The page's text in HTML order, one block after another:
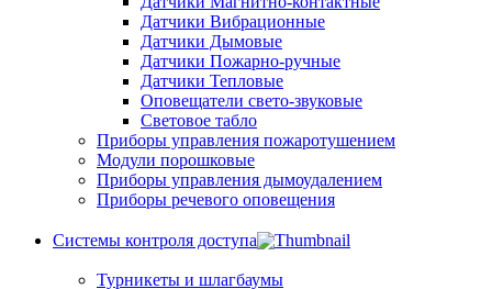
Датчики Вибрационные
Датчики Дымовые
Датчики Пожарно-ручные
Датчики Тепловые
Оповещатели свето-звуковые
Световое табло
Приборы управления пожаротушением
Модули порошковые
Приборы управления дымоудалением
Приборы речевого оповещения
Системы контроля доступа
Турникеты и шлагбаумы